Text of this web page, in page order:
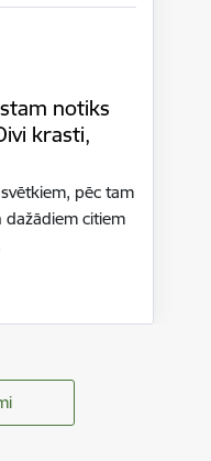
notiks
krasti,
pēc tam
citiem